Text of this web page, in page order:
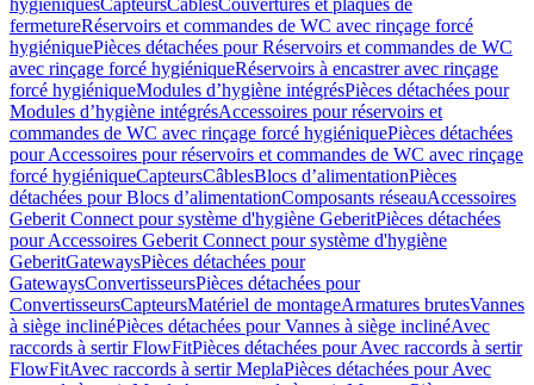
hygiéniquesCapteursCâblesCouvertures et plaques de
fermetureRéservoirs et commandes de WC avec rinçage forcé
hygiéniquePièces détachées pour Réservoirs et commandes de WC
avec rinçage forcé hygiéniqueRéservoirs à encastrer avec rinçage
forcé hygiéniqueModules d’hygiène intégrésPièces détachées pour
Modules d’hygiène intégrésAccessoires pour réservoirs et
commandes de WC avec rinçage forcé hygiéniquePièces détachées
pour Accessoires pour réservoirs et commandes de WC avec rinçage
forcé hygiéniqueCapteursCâblesBlocs d’alimentationPièces
détachées pour Blocs d’alimentationComposants réseauAccessoires
Geberit Connect pour système d'hygiène GeberitPièces détachées
pour Accessoires Geberit Connect pour système d'hygiène
GeberitGatewaysPièces détachées pour
GatewaysConvertisseursPièces détachées pour
ConvertisseursCapteursMatériel de montageArmatures brutesVannes
à siège inclinéPièces détachées pour Vannes à siège inclinéAvec
raccords à sertir FlowFitPièces détachées pour Avec raccords à sertir
FlowFitAvec raccords à sertir MeplaPièces détachées pour Avec